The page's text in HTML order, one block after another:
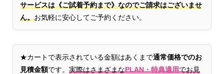
サービスは《ご試着予約まで》なのでご請求はございませ
ん。お気軽に安心してご予約ください。
★カートで表示されている金額はあくまで通常価格でのお
見積金額です。 実際はさまざまなPLAN・特典適用でお見